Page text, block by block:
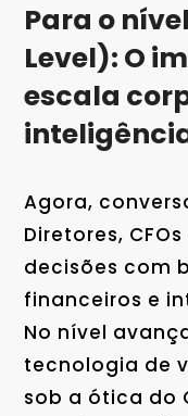
Para o
Level): O
escala
Agora,
Diretores,
decisões com
financeiros e
No nível
tecnologia de
sob a ótica do